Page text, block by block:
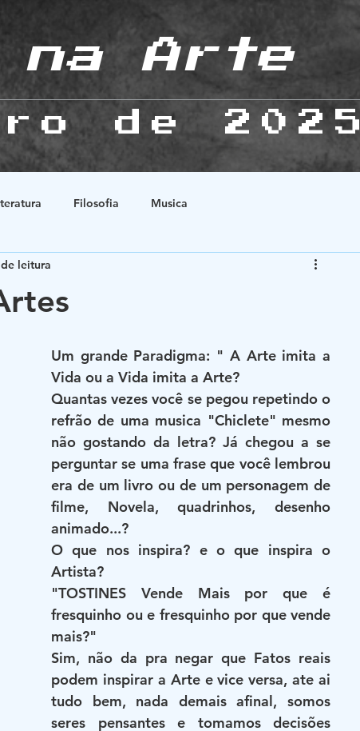
na Arte
de 2025
Filosofia Musica
Animes
leitura
Um grande Paradigma: " A Arte imita a
Vida ou a Vida imita a Arte?
Quantas vezes você se pegou repetindo o
refrão de uma musica "Chiclete" mesmo
não gostando da letra? Já chegou a se
perguntar se uma frase que você lembrou
era de um livro ou de um personagem de
filme, Novela, quadrinhos, desenho
animado...?
O que nos inspira? e o que inspira o
Artista?
"TOSTINES Vende Mais por que é
fresquinho ou e fresquinho por que vende
mais?"
Sim, não da pra negar que Fatos reais
podem inspirar a Arte e vice versa, ate ai
tudo bem, nada demais afinal, somos
seres pensantes e tomamos decisões